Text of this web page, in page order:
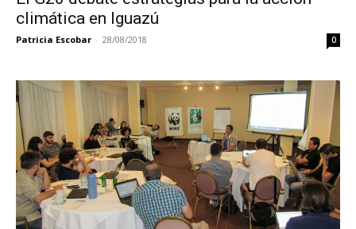
climática en Iguazú
Patricia Escobar - 28/08/2018 0